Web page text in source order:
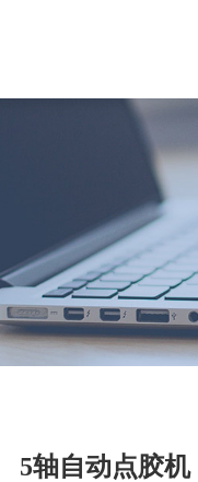
5轴自动点胶机